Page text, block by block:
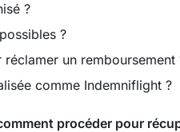
?
?
un remboursement
comme Indemniflight ?
procéder pour